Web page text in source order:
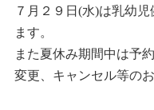
７月２９日(水)は乳幼
ます。
また夏休み期間中は予
変更、キャンセル等の